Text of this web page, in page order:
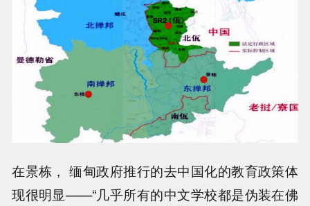
在景栋， 缅甸政府推行的去中国化的教育政策体
现很明显——“几乎所有的中文学校都是伪装在佛